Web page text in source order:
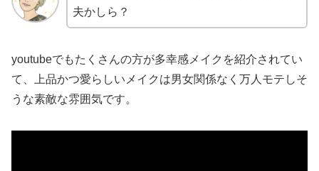
夫かしら？
youtubeでもたくさんの方が多幸感メイクを紹介されてい
て、上品かつ愛らしいメイクは男女関係なく万人モテしそ
うな素敵な雰囲気です。